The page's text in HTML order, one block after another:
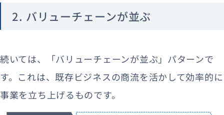
2. バリューチェーンが並ぶ
続いては、「バリューチェーンが並ぶ」パターンで
す。これは、既存ビジネスの商流を活かして効率的に
事業を立ち上げるものです。